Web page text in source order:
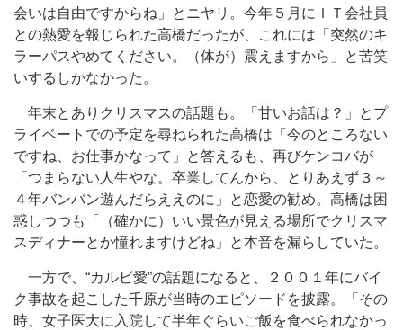
会いは自由ですからね」とニヤリ。今年５月にＩＴ会社員
との熱愛を報じられた高橋だったが、これには「突然のキ
ラーパスやめてください。（体が）震えますから」と苦笑
いするしかなかった。
年末とありクリスマスの話題も。「甘いお話は？」とプ
ライベートでの予定を尋ねられた高橋は「今のところない
ですね、お仕事かなって」と答えるも、再びケンコバが
「つまらない人生やな。卒業してんから、とりあえず３～
４年バンバン遊んだらええのに」と恋愛の勧め。高橋は困
惑しつつも「（確かに）いい景色が見える場所でクリスマ
スディナーとか憧れますけどね」と本音を漏らしていた。
一方で、“カルビ愛”の話題になると、２００１年にバイ
ク事故を起こした千原が当時のエピソードを披露。「その
時、女子医大に入院して半年ぐらいご飯を食べられなかっ